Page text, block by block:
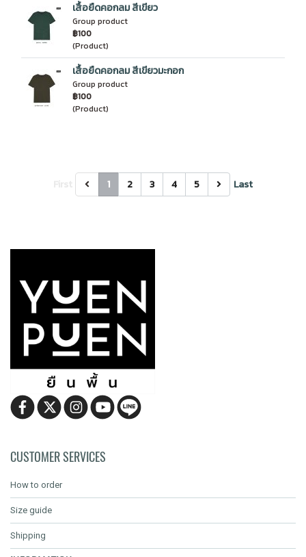
เสื้อยืดคอกลม สีเขียว
Group product
฿100
(Product)
เสื้อยืดคอกลม สีเขียวมะกอก
Group product
฿100
(Product)
1 2 3 4 5 Last
CUSTOMER SERVICES
How to order
Size guide
Shipping